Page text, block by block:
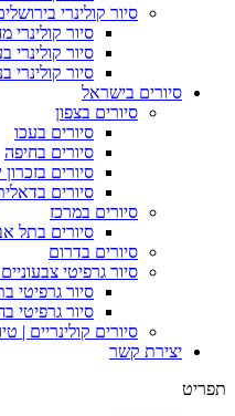
סיור קולינרי
סיור קולינרי
סיור קולינרי
סיור קולינרי
סיורים בישראל
סיורים בצפון
סיורים בעכו
סיורים בחיפה
סיורים
סיורים
סיורים במרכז
סיורים בתל
סיורים בדרום
סיור גרפיטי
סיור גרפיטי
סיור גרפיטי
סיורים קולינריים |
יצירת קשר
תפריט